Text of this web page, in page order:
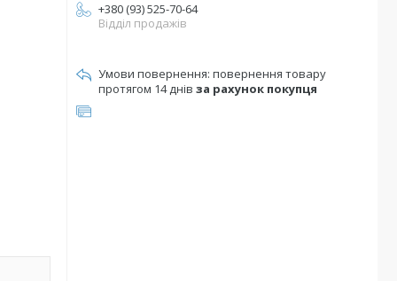
+380 (93) 525-70-64
Відділ продажів
повернення товару
протягом 14 днів за рахунок покупця